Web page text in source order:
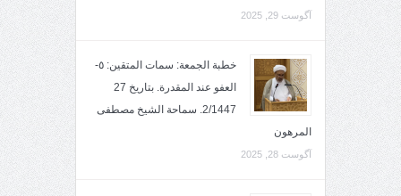
آگوست 29, 2025
خطبة الجمعة: سمات المتقين: ٥-
العفو عند المقدرة. بتاريخ 27
2/1447. سماحة الشيخ مصطفى
المرهون
آگوست 28, 2025